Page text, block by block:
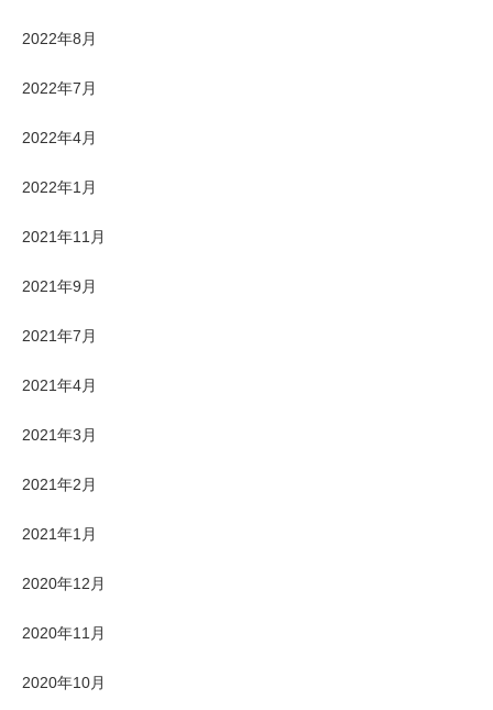
2022年8月
2022年7月
2022年4月
2022年1月
2021年11月
2021年9月
2021年7月
2021年4月
2021年3月
2021年2月
2021年1月
2020年12月
2020年11月
2020年10月